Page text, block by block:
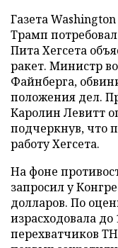
Газета
Трамп
Пита Хегсета
ракет. Министр
Файнберга,
положения дел.
Каролин Левитт
подчеркнув, что
работу Хегсета.
На фоне
запросил у
долларов. По
израсходовала
перехватчиков